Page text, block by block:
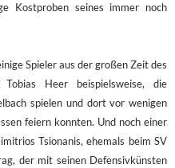
Kostproben seines immer noch
Spieler aus der großen Zeit des
Heer beispielsweise, die
spielen und dort vor wenigen
feiern konnten. Und noch einer
Tsionanis, ehemals beim SV
der mit seinen Defensivkünsten